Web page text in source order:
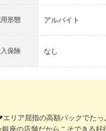
形態 アルバイト
保険 なし
リア屈指の高額バックでた
銀座の店舗だからこそできる好